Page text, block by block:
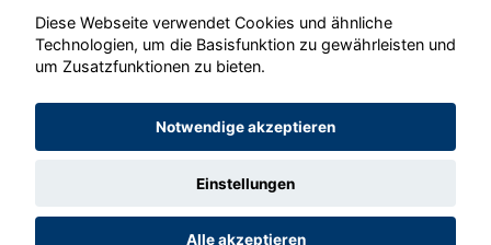
© konjunkturmotor.de GmbH 2020 - 2026
Diese Webseite verwendet Cookies und ähnliche
Technologien, um die Basisfunktion zu gewährleisten und
um Zusatzfunktionen zu bieten.
Notwendige akzeptieren
Einstellungen
Alle akzeptieren